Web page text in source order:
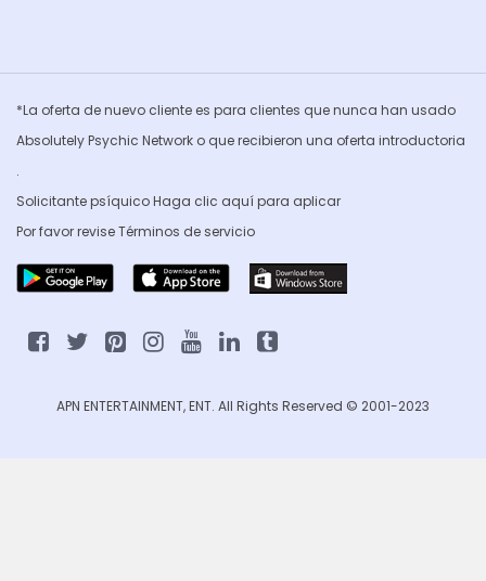
*La oferta de nuevo cliente es para clientes que nunca han usado
Absolutely Psychic Network o que recibieron una oferta introductoria
.
Solicitante psíquico Haga clic aquí para aplicar
Por favor reviseTérminos de servicio
APN ENTERTAINMENT, ENT. All Rights Reserved © 2001-2023